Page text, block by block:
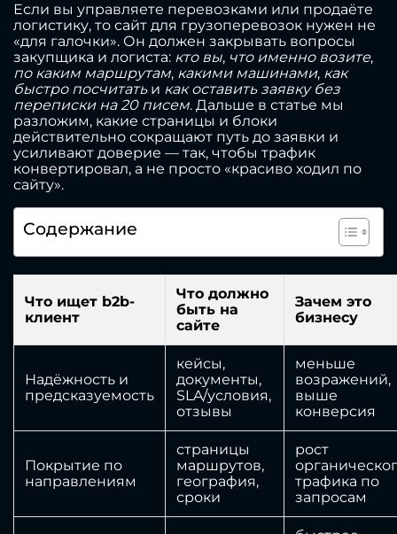
Если вы управляете перевозками или продаёте
логистику, то сайт для грузоперевозок нужен не
«для галочки». Он должен закрывать вопросы
закупщика и логиста: кто вы, что именно возите,
по каким маршрутам, какими машинами, как
быстро посчитатьи как оставить заявку без
переписки на 20 писем. Дальше в статье мы
разложим, какие страницы и блоки
действительно сокращают путь до заявки и
усиливают доверие — так, чтобы трафик
конвертировал, а не просто «красиво ходил по
сайту».
Содержание
Что ищет b2b-
клиент
Что должно
быть на
сайте
Зачем это
бизнесу
Надёжность и
предсказуемость
кейсы,
документы,
SLA/условия,
отзывы
меньше
возражений,
выше
конверсия
Покрытие по
направлениям
страницы
маршрутов,
география,
сроки
рост
трафика по
запросам